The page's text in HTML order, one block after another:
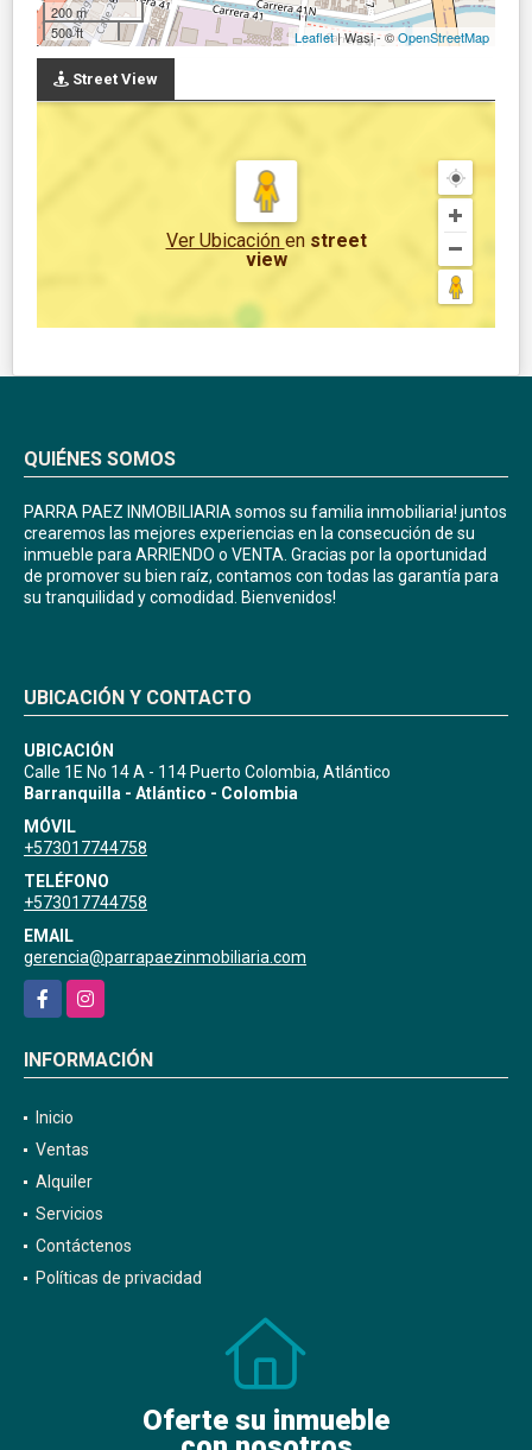
200 m
500 ft
Leaflet| Wasi - ©OpenStreetMap
Street View
Ver Ubicación en street
view
QUIÉNES SOMOS
PARRA PAEZ INMOBILIARIA somos su familia inmobiliaria! juntos
crearemos las mejores experiencias en la consecución de su
inmueble para ARRIENDO o VENTA. Gracias por la oportunidad
de promover su bien raíz, contamos con todas las garantía para
su tranquilidad y comodidad. Bienvenidos!
UBICACIÓN Y CONTACTO
UBICACIÓN
Calle 1E No 14 A - 114 Puerto Colombia, Atlántico
Barranquilla - Atlántico - Colombia
MÓVIL
+573017744758
TELÉFONO
+573017744758
EMAIL
gerencia@parrapaezinmobiliaria.com
FacebookInstagram
INFORMACIÓN
Inicio
Ventas
Alquiler
Servicios
Contáctenos
Políticas de privacidad
Oferte su inmueble